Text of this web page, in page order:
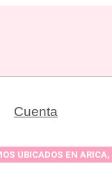
Cuenta
EN ARICA,